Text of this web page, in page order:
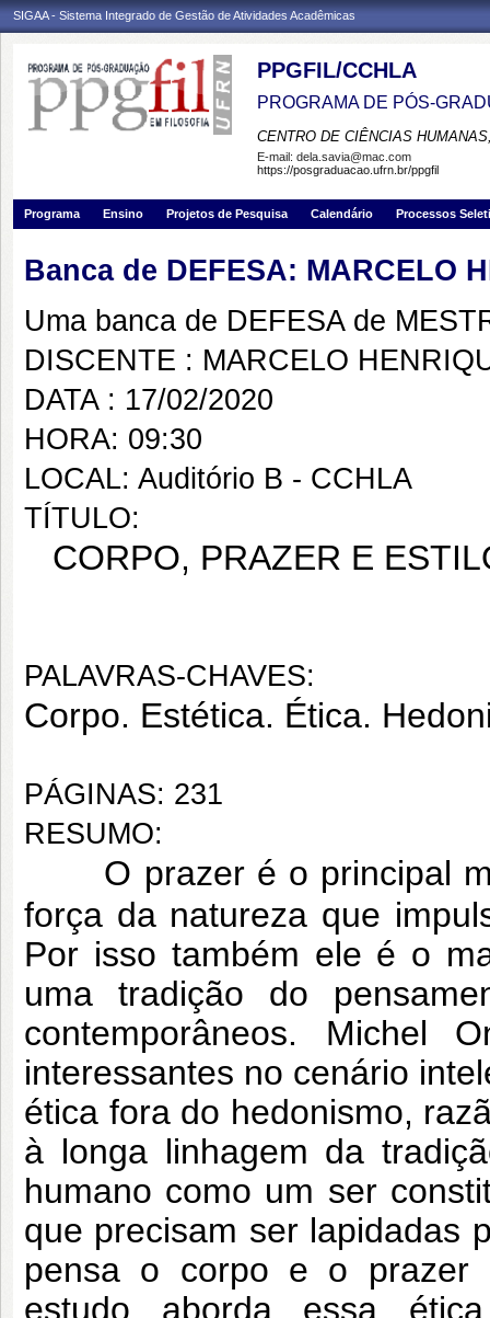
SIGAA - Sistema Integrado de Gestão de Atividades Acadêmicas
PPGFIL/CCHLA
PROGRAMA DE PÓS-
CENTRO DE CIÊNCIAS
E-mail: dela.savia@mac.com
https://posgraduacao.ufrn.br/ppgfil
Programa Ensino Projetos de Pesquisa Calendário Processos
Banca de DEFESA: MARCELO
Uma banca de DEFESA de
DISCENTE : MARCELO
DATA : 17/02/2020
HORA: 09:30
LOCAL: Auditório B - CCHLA
TÍTULO:
CORPO, PRAZER E
PALAVRAS-CHAVES:
Corpo. Estética. Ética.
PÁGINAS: 231
RESUMO:
O prazer é o principal
força da natureza que
Por isso também ele é o
uma tradição do
contemporâneos. Michel
interessantes no cenário
ética fora do hedonismo,
à longa linhagem da
humano como um ser
que precisam ser lapidadas
pensa o corpo e o prazer
estudo aborda essa